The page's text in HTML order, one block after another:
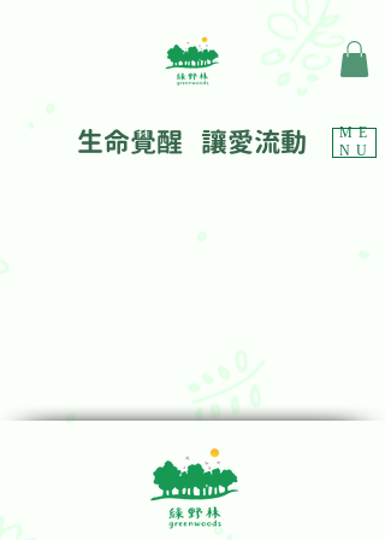
ME
NU
生命覺醒 讓愛流動